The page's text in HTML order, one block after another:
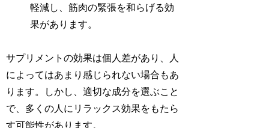
軽減し、筋肉の緊張を和らげる効
果があります。
サプリメントの効果は個人差があり、人
によってはあまり感じられない場合もあ
ります。しかし、適切な成分を選ぶこと
で、多くの人にリラックス効果をもたら
す可能性があります。